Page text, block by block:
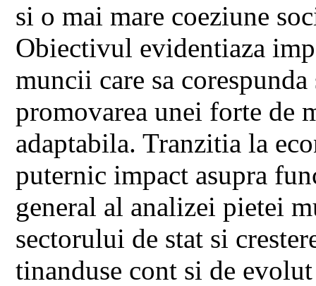
si o mai mare coeziune
Obiectivul evidentiaza
muncii care sa
promovarea unei forte de
adaptabila. Tranzitia la
puternic impact asupra
general al analizei pietei
sectorului de stat si
tinanduse cont si de